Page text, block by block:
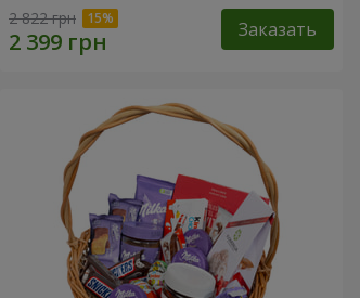
2 822 грн Заказать